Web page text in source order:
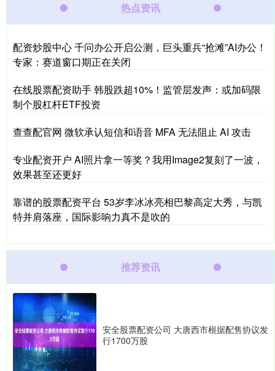
热点资讯
配资炒股中心 千问办公开启公测，巨头重兵“抢滩”AI办公！
专家：赛道窗口期正在关闭
在线股票配资助手 韩股跌超10%！监管层发声：或加码限
制个股杠杆ETF投资
查查配官网 微软承认短信和语音 MFA 无法阻止 AI 攻击
专业配资开户 AI照片拿一等奖？我用Image2复刻了一波，
效果甚至还更好
靠谱的股票配资平台 53岁李冰冰亮相巴黎高定大秀，与凯
特并肩落座，国际影响力真不是吹的
推荐资讯
安全股票配资公司 大唐西市根据配售协议发
行1700万股